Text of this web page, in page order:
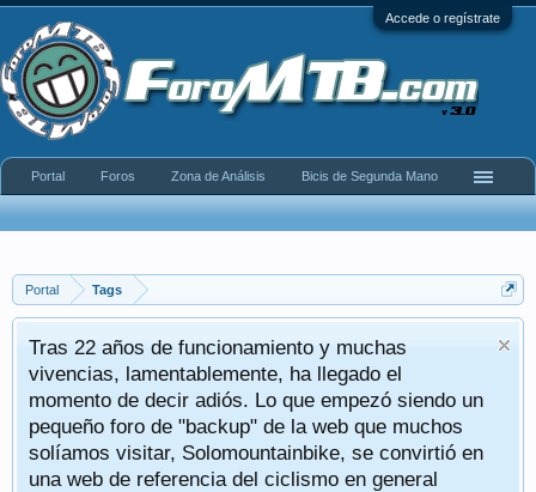
Accede o regístrate
Portal Tags
Tras 22 años de funcionamiento y muchas
vivencias, lamentablemente, ha llegado el
momento de decir adiós. Lo que empezó siendo un
pequeño foro de "backup" de la web que muchos
solíamos visitar, Solomountainbike, se convirtió en
una web de referencia del ciclismo en general
Portal Foros Zona de Análisis Bicis de Segunda Mano